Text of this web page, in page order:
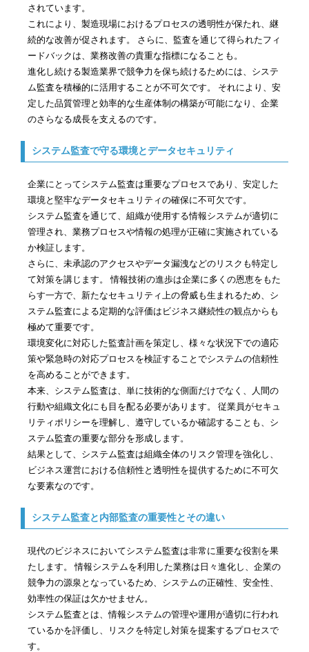
されています。
これにより、製造現場におけるプロセスの透明性が保たれ、継
続的な改善が促されます。 さらに、監査を通じて得られたフィ
ードバックは、業務改善の貴重な指標になることも。
進化し続ける製造業界で競争力を保ち続けるためには、システ
ム監査を積極的に活用することが不可欠です。 それにより、安
定した品質管理と効率的な生産体制の構築が可能になり、企業
のさらなる成長を支えるのです。
システム監査で守る環境とデータセキュリティ
企業にとってシステム監査は重要なプロセスであり、安定した
環境と堅牢なデータセキュリティの確保に不可欠です。
システム監査を通じて、組織が使用する情報システムが適切に
管理され、業務プロセスや情報の処理が正確に実施されている
か検証します。
さらに、未承認のアクセスやデータ漏洩などのリスクも特定し
て対策を講じます。 情報技術の進歩は企業に多くの恩恵をもた
らす一方で、新たなセキュリティ上の脅威も生まれるため、シ
ステム監査による定期的な評価はビジネス継続性の観点からも
極めて重要です。
環境変化に対応した監査計画を策定し、様々な状況下での適応
策や緊急時の対応プロセスを検証することでシステムの信頼性
を高めることができます。
本来、システム監査は、単に技術的な側面だけでなく、人間の
行動や組織文化にも目を配る必要があります。 従業員がセキュ
リティポリシーを理解し、遵守しているか確認することも、シ
ステム監査の重要な部分を形成します。
結果として、システム監査は組織全体のリスク管理を強化し、
ビジネス運営における信頼性と透明性を提供するために不可欠
な要素なのです。
システム監査と内部監査の重要性とその違い
現代のビジネスにおいてシステム監査は非常に重要な役割を果
たします。 情報システムを利用した業務は日々進化し、企業の
競争力の源泉となっているため、システムの正確性、安全性、
効率性の保証は欠かせません。
システム監査とは、情報システムの管理や運用が適切に行われ
ているかを評価し、リスクを特定し対策を提案するプロセスで
す。